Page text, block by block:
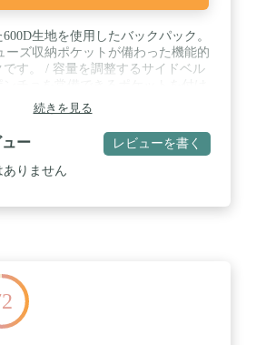
生地を使用したバックパック。
ーズ収納ポケットが備わった機能的
です。 / 容量を調整するサイドベル
手の良さにこだわりました。 / 内部
スナーからのアプローチが可能で財
り出しも簡単です。 / 背面は通気性
ッシュ素材を使用。
続きを見る
ー レビューを書く
ありません